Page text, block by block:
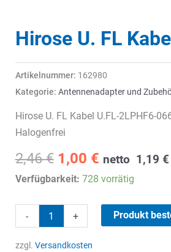
Hirose U. FL
Artikelnummer: 162980
Kategorie: Antennenadapter und
Hirose U. FL Kabel U.FL-2LPHF6-
Halogenfrei
2,46€ Ursprünglicher
Preis
2,46 €
1,00 €Aktueller
Preis
1,00 €.
netto 1,19 €
Verfügbarkeit: 728 vorrätig
-
U.
FL
+ Produkt
zzgl. Versandkosten